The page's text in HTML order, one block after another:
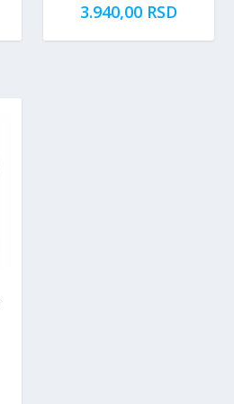
3.940,00 RSD